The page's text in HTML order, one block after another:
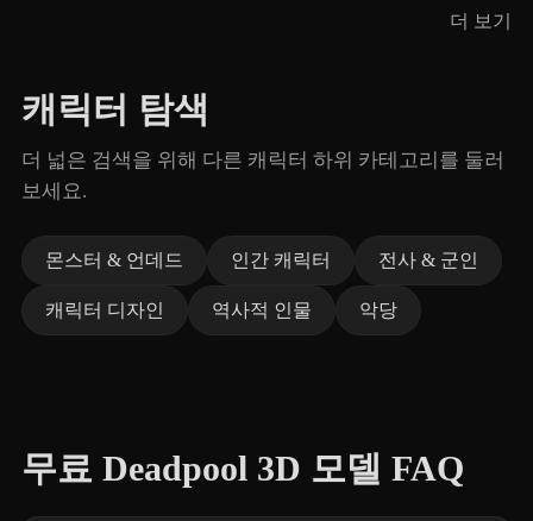
더 보기
캐릭터 탐색
더 넓은 검색을 위해 다른 캐릭터 하위 카테고리를 둘러
보세요.
몬스터 & 언데드 인간 캐릭터 전사 & 군인
캐릭터 디자인 역사적 인물 악당
무료 Deadpool 3D 모델 FAQ